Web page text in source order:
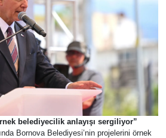
belediyecilik anlayışı sergiliyor”
Bornova Belediyesi’nin projelerini örnek